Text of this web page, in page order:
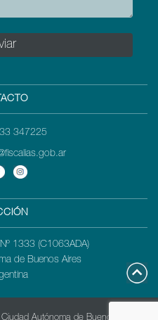
347225
1333 (C1063ADA)
de Buenos Aires